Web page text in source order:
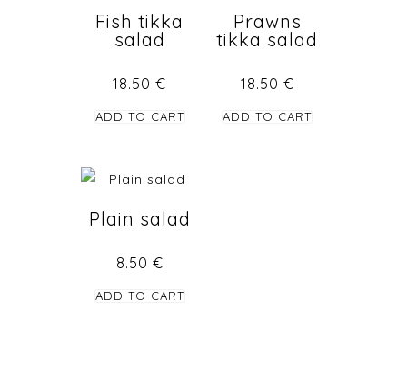
Fish tikka
salad
18.50€
ADD TO CART
Prawns
tikka salad
18.50 €
ADD TO CART
Plain salad
8.50 €
ADD TO CART